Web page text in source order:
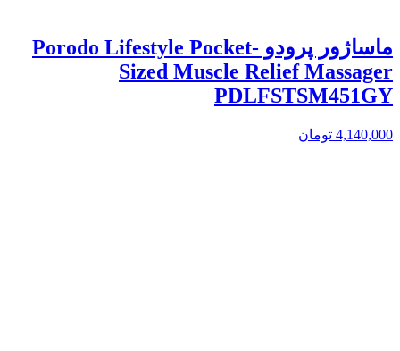
ماساژور پرودو Porodo Lifestyle Pocket-
Sized Muscle Relief Massager
PDLFSTSM451GY
4,140,000 تومان